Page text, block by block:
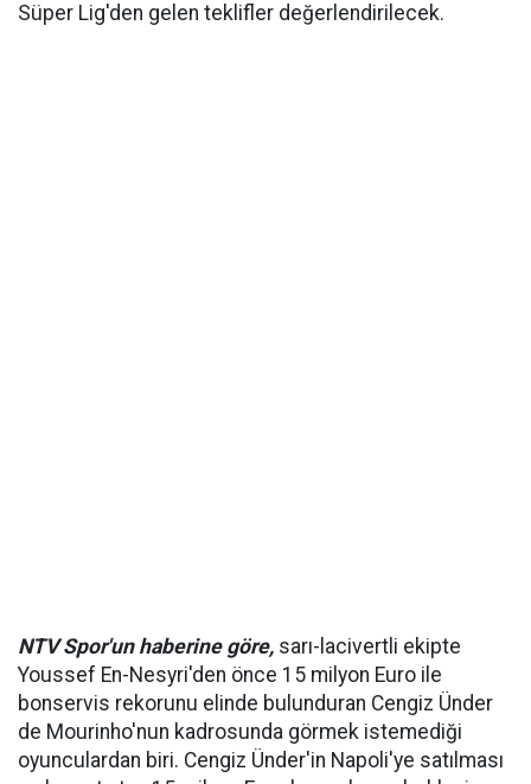
Süper Lig'den gelen teklifler değerlendirilecek.
NTV Spor'un haberine göre, sarı-lacivertli ekipte
Youssef En-Nesyri'den önce 15 milyon Euro ile
bonservis rekorunu elinde bulunduran Cengiz Ünder
de Mourinho'nun kadrosunda görmek istemediği
oyunculardan biri. Cengiz Ünder'in Napoli'ye satılması